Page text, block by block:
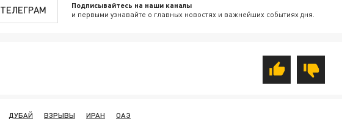
ТЕЛЕГРАМ Подписывайтесь на наши каналы
и первыми узнавайте о главных новостях и важнейших событиях дня.
ДУБАЙ ВЗРЫВЫ ИРАН ОАЭ